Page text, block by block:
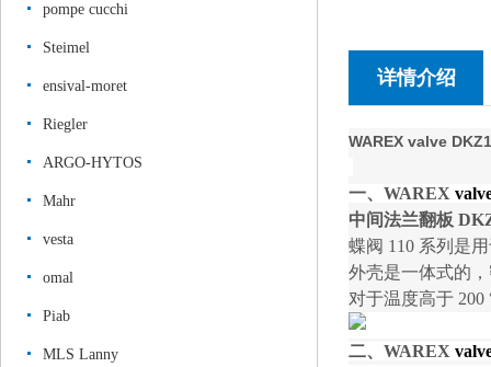
pompe cucchi
Steimel
ensival-moret
Riegler
ARGO-HYTOS
Mahr
vesta
omal
Piab
MLS Lanny
详情介绍
WAREX valve
一、 WAREX
中间法兰翻板
蝶阀 110 系列是
外壳是一体式的
对于温度高于
二、 WAREX